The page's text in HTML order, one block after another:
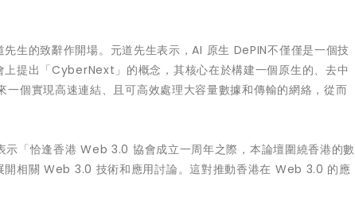
生的致辭作開場。元道先生表示，AI 原生 DePIN不僅僅是一個技
提出「CyberNext」的概念，其核心在於構建一個原生的、去中
個實現高速連結、且可高效處理大容量數據和傳輸的網絡，從而
「恰逢香港 Web 3.0 協會成立一周年之際，本論壇圍繞香港的數
開相關 Web 3.0 技術和應用討論。這對推動香港在 Web 3.0 的應